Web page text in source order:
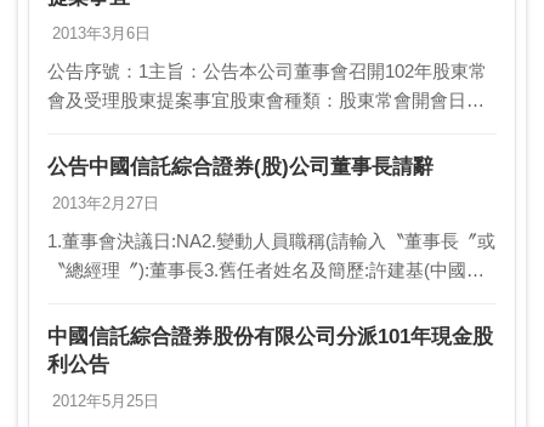
2013年3月6日
公告序號：1主旨：公告本公司董事會召開102年股東常
會及受理股東提案事宜股東會種類：股東常會開會日
期迄日：102/05/23公告內…
公告中國信託綜合證券(股)公司董事長請辭
2013年2月27日
1.董事會決議日:NA2.變動人員職稱(請輸入〝董事長〞或
〝總經理〞):董事長3.舊任者姓名及簡歷:許建基(中國信
異動原因:個人因素6.新任…
中國信託綜合證券股份有限公司分派101年現金股
利公告
2012年5月25日